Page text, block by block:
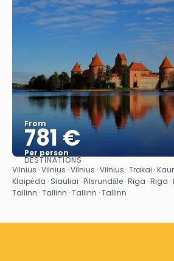
From
781 €
Per person
See
DESTINATIONS
Vilnius · Vilnius · Vilnius · Vilnius · Trakai ·
Klaipėda · Siauliai · Pilsrundāle · Riga · Riga
Tallinn · Tallinn · Tallinn · Tallinn